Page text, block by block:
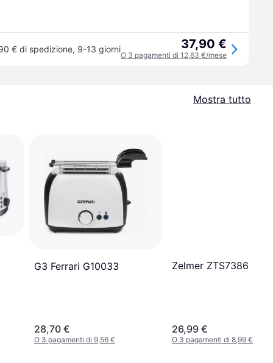
€ di spedizione, 9-13 giorni 37,90 €
O 3 pagamenti di 12,63 €/mese
Mostra tutto
G3 Ferrari G10033
28,70 €
O 3 pagamenti di 9,56 €
Zelmer ZTS7386
26,99 €
O 3 pagamenti di 8,99 €